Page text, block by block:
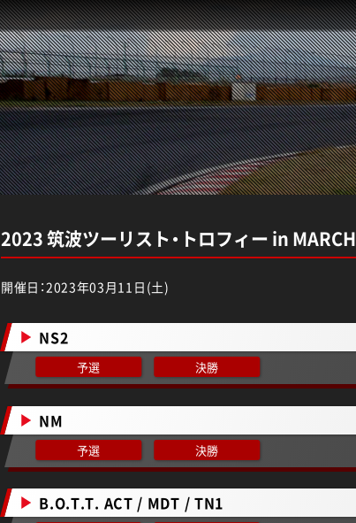
2023 筑波ツーリスト・トロフィー in MARCH
開催日：2023年03月11日(土)
NS2
予選 決勝
NM
予選 決勝
B.O.T.T. ACT / MDT / TN1